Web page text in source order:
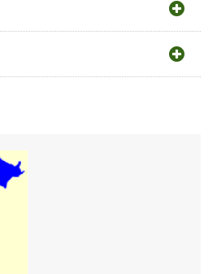
候を好み高温と乾燥に弱い。
くくなる。
分化・抽苔が進むため、野菜産地は
景に全国を移動する。
180cm
条
35cm